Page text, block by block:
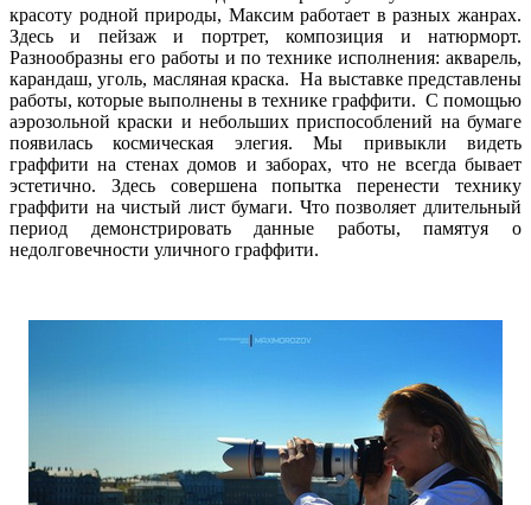
красоту родной природы, Максим работает в разных жанрах.
Здесь и пейзаж и портрет, композиция и натюрморт.
Разнообразны его работы и по технике исполнения: акварель,
карандаш, уголь, масляная краска. На выставке представлены
работы, которые выполнены в технике граффити. С помощью
аэрозольной краски и небольших приспособлений на бумаге
появилась космическая элегия. Мы привыкли видеть
граффити на стенах домов и заборах, что не всегда бывает
эстетично. Здесь совершена попытка перенести технику
граффити на чистый лист бумаги. Что позволяет длительный
период демонстрировать данные работы, памятуя о
недолговечности уличного граффити.